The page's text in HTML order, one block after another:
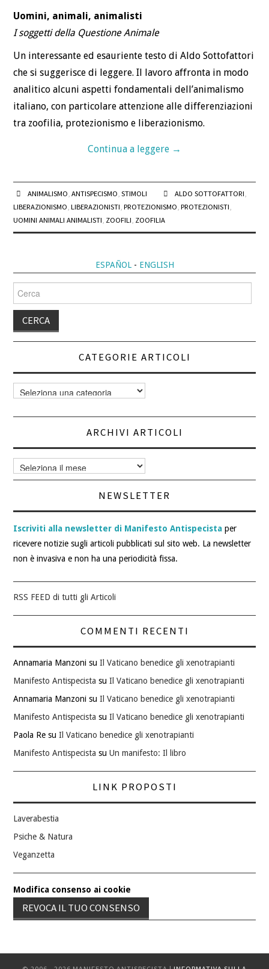
Uomini, animali, animalisti
I soggetti della Questione Animale
Un interessante ed esauriente testo di Aldo Sottofattori
che si suggerisce di leggere. Il lavoro affronta in modo
analitico alcuni aspetti fondamentali dell’animalismo
italiano, con particolare attenzione alle differenziazioni
tra zoofilia, protezionismo e liberazionismo.
Continua a leggere →
ANIMALISMO, ANTISPECISMO, STIMOLI ALDO SOTTOFATTORI,
LIBERAZIONISMO,LIBERAZIONISTI,PROTEZIONISMO,PROTEZIONISTI,
UOMINI ANIMALI ANIMALISTI, ZOOFILI, ZOOFILIA
ESPAÑOL- ENGLISH
per:
CATEGORIE ARTICOLI
Categorie
articoli
ARCHIVI ARTICOLI
Archivi
articoli
NEWSLETTER
Iscriviti alla newsletter di Manifesto Antispecista per
ricevere notizie sugli articoli pubblicati sul sito web. La newsletter
non è invasiva e non ha una periodicità fissa.
RSS FEED di tutti gli Articoli
COMMENTI RECENTI
Annamaria Manzoni suIl Vaticano benedice gli xenotrapianti
Manifesto Antispecista suIl Vaticano benedice gli xenotrapianti
Annamaria Manzoni suIl Vaticano benedice gli xenotrapianti
Manifesto Antispecista suIl Vaticano benedice gli xenotrapianti
Paola Re suIl Vaticano benedice gli xenotrapianti
Manifesto Antispecista suUn manifesto: Il libro
LINK PROPOSTI
Laverabestia
Psiche & Natura
Veganzetta
Modifica consenso ai cookie
REVOCA IL TUO CONSENSO